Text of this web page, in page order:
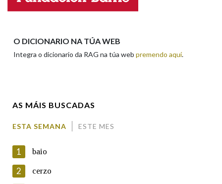
O DICIONARIO NA TÚA WEB
Integra o dicionario da RAG na túa web premendo aquí.
AS MÁIS BUSCADAS
ESTA SEMANA ESTE MES
1 baio
2 cerzo